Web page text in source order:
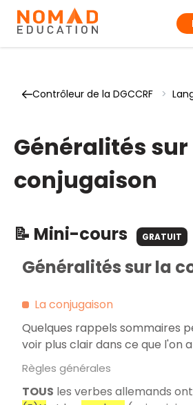
Contrôleur de la DGCCRF >
Généralités
conjugaison
📝 Mini-cours GRATUIT
Généralités sur la
La conjugaison
Quelques rappels sommaires
voir plus clair dans ce que l'on
Règles générales
TOUS les verbes allemands